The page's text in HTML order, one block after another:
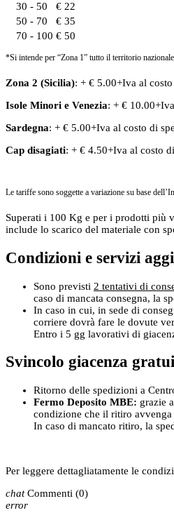
30 - 50
€ 22
50 - 70
€ 35
70 - 100 € 50
*Si intende per “Zona 1” tutto il territorio
Zona 2 (Sicilia): + € 5.00+Iva al
Isole Minori e Venezia: + €
Sardegna: + € 5.00+Iva al costo di
Cap disagiati: + € 4.50+Iva al costo
Le tariffe sono soggette a variazione su base
Superati i 100 Kg e per i prodotti più
include lo scarico del materiale con
Condizioni e servizi
Sono previsti 2 tentativi di
caso di mancata consegna, la
In caso in cui, in sede di
corriere dovrà fare le dovute
Entro i 5 gg lavorativi di
Svincolo giacenza
Ritorno delle spedizioni a
Fermo Deposito MBE: grazie
condizione che il ritiro
In caso di mancato ritiro, la
Per leggere dettagliatamente le
chat Commenti (0)
error